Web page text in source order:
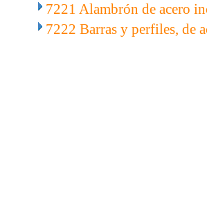
7221 Alambrón de acero
7222 Barras y perfiles, de